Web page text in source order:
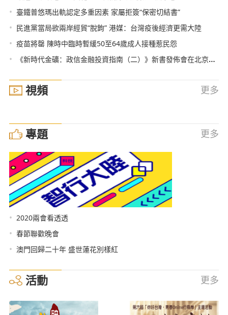
• 臺鐵普悠瑪出軌認定多重因素 家屬拒簽“保密切結書”
• 民進黨當局欲兩岸經貿“脫鉤” 港媒：台灣疫後經濟更需大陸
• 疫苗將罄 陳時中臨時暫緩50至64歲成人接種惹民怨
• 《新時代金礦：政信金融投資指南（二）》新書發佈會在北京舉行
視頻 更多
專題 更多
• 2020兩會看透透
• 春節聯歡晚會
• 澳門回歸二十年 盛世蓮花別樣紅
活動 更多